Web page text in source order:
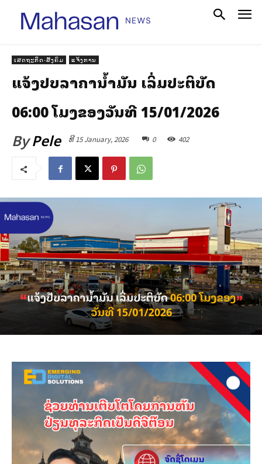
ເສດຖະກິດ-ສັງຄົມ ແຈ້ງການ
ແຈ້ງປັບລາຄານ້ຳມັນ ເລິ່ມປະຕິບັດ
06:00 ໂມງຂອງວັນທີ 15/01/2026
ByPele ທີ 15 January, 2026 0 402